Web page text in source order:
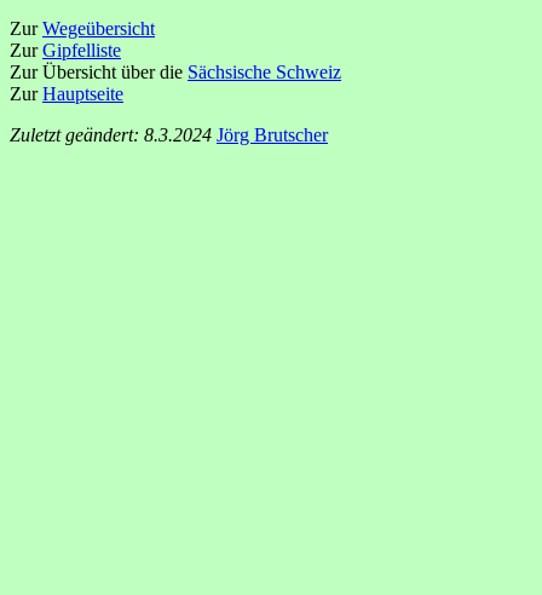
ZurWegeübersicht
ZurGipfelliste
Zur Übersicht über die Sächsische Schweiz
ZurHauptseite
Zuletzt geändert: 8.3.2024 Jörg Brutscher